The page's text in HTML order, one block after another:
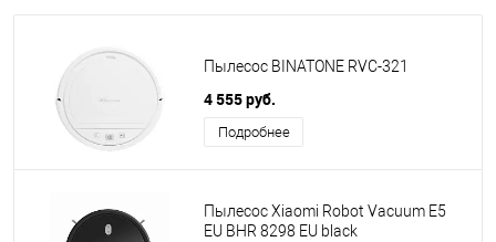
Пылесос BINATONE RVC-321
4 555 руб.
Подробнее
Пылесос Xiaomi Robot Vacuum E5
EU BHR 8298 EU black